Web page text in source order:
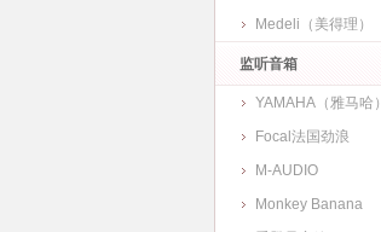
Medeli（美得理）
监听音箱
YAMAHA（雅马哈）
Focal法国劲浪
M-AUDIO
Monkey Banana